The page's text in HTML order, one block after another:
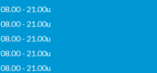
08.00 - 21.00u
08.00 - 21.00u
08.00 - 21.00u
08.00 - 21.00u
08.00 - 21.00u